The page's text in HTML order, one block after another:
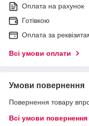
Оплата на рахунок
Готівкою
Оплата за
Всі умови оплати
Умови повернення
Повернення товару
Всі умови повернення